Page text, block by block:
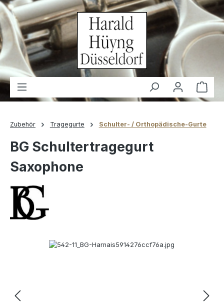
springen
Zubehör Tragegurte Schulter- / Orthopädische-Gurte
BG Schultertragegurt
Saxophone
Bildergalerie überspringen